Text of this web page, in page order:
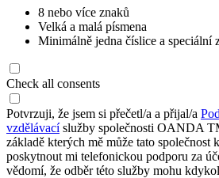
8 nebo více znaků
Velká a malá písmena
Minimálně jedna číslice a speciální
Check all consents
Potvrzuji, že jsem si přečetl/a a přijal/a
vzdělávacíslužby společnosti OANDA
základě kterých mě může tato společnost
poskytnout mi telefonickou podporu za
vědomí, že odběr této služby mohu